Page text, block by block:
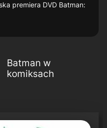
premiera DVD Batman:
Batman w
komiksach